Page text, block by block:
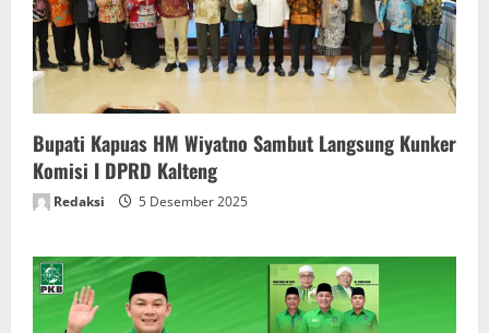
Bupati Kapuas HM Wiyatno Sambut Langsung Kunker
Komisi I DPRD Kalteng
Redaksi 5 Desember 2025